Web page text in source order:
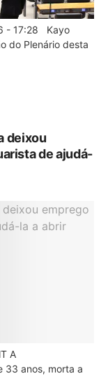
- 17:28 Kayo
do Plenário desta
deixou
de ajudá-
A
33 anos, morta a